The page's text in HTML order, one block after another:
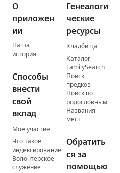
О
приложен
ии
Наша
история
Способы
внести
свой
вклад
Мое участие
Что такое
индексирование
Волонтерское
служение
Генеалоги
ческие
ресурсы
Кладбища
Каталог
FamilySearch
Поиск
предков
Поиск по
родословным
Названия
мест
Обратить
ся за
помощью